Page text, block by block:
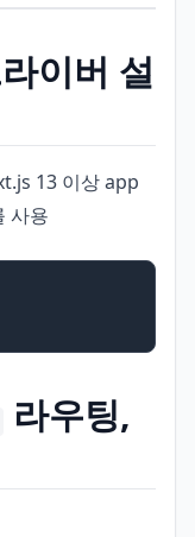
이버 설
13 이상 app
사용
라우팅,